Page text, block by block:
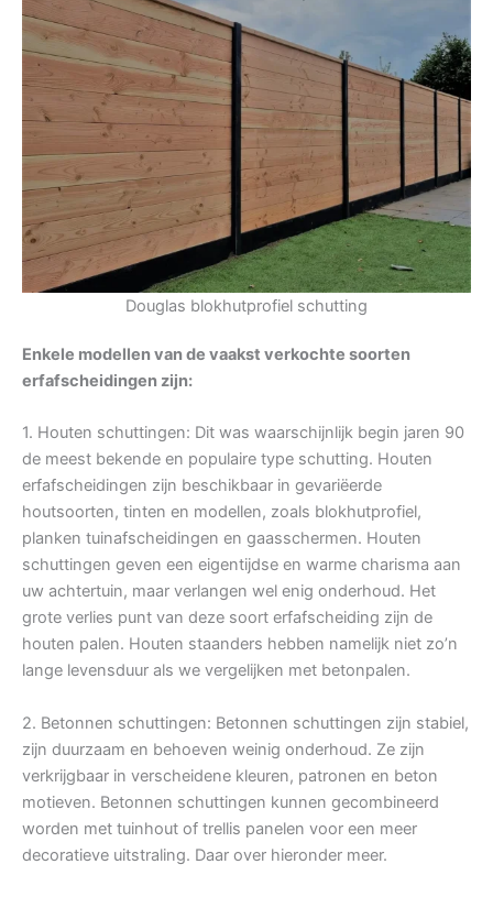
Douglas blokhutprofiel schutting
Enkele modellen van de vaakst verkochte soorten
erfafscheidingen zijn:
1. Houten schuttingen: Dit was waarschijnlijk begin jaren 90
de meest bekende en populaire type schutting. Houten
erfafscheidingen zijn beschikbaar in gevariëerde
houtsoorten, tinten en modellen, zoals blokhutprofiel,
planken tuinafscheidingen en gaasschermen. Houten
schuttingen geven een eigentijdse en warme charisma aan
uw achtertuin, maar verlangen wel enig onderhoud. Het
grote verlies punt van deze soort erfafscheiding zijn de
houten palen. Houten staanders hebben namelijk niet zo’n
lange levensduur als we vergelijken met betonpalen.
2. Betonnen schuttingen: Betonnen schuttingen zijn stabiel,
zijn duurzaam en behoeven weinig onderhoud. Ze zijn
verkrijgbaar in verscheidene kleuren, patronen en beton
motieven. Betonnen schuttingen kunnen gecombineerd
worden met tuinhout of trellis panelen voor een meer
decoratieve uitstraling. Daar over hieronder meer.